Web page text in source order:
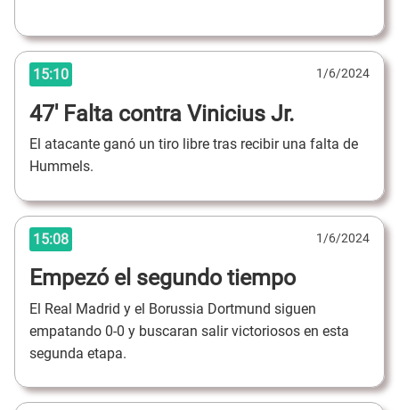
15:10 1/6/2024
47' Falta contra Vinicius Jr.
El atacante ganó un tiro libre tras recibir una falta de
Hummels.
15:08 1/6/2024
Empezó el segundo tiempo
El Real Madrid y el Borussia Dortmund siguen
empatando 0-0 y buscaran salir victoriosos en esta
segunda etapa.